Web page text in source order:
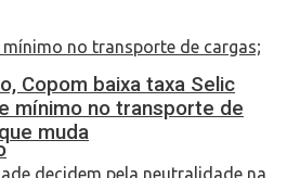
Copom baixa taxa Selic
mínimo no transporte de
muda